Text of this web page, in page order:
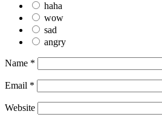
haha
wow
sad
angry
Name *
Email *
Website